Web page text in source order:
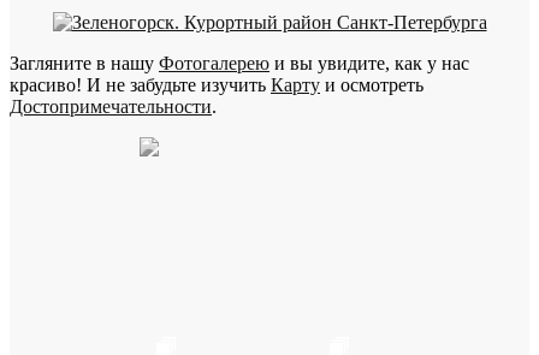
Загляните в нашу Фотогалерею и вы увидите, как у нас
красиво! И не забудьте изучить Карту и осмотреть
Достопримечательности.